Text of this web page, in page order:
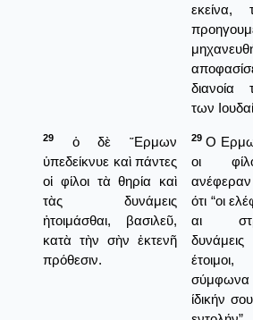
εκείνα,
διανοία
των
29
ὁ δὲ ῞Ερμων
ὑπεδείκνυε καὶ πάντες
οἱ φίλοι τὰ θηρία καὶ
τὰς δυνάμεις
ἡτοιμάσθαι, βασιλεῦ,
κατὰ τὴν σὴν ἐκτενῆ
πρόθεσιν.
29 Ο
οι
ανέφεραν
ότι “οι
αι
δυνάμεις
ίδικήν